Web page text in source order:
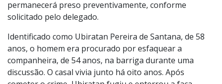
permanecerá preso preventivamente, conforme
solicitado pelo delegado.
Identificado como Ubiratan Pereira de Santana, de 58
anos, o homem era procurado por esfaquear a
companheira, de 54 anos, na barriga durante uma
discussão. O casal vivia junto há oito anos. Após